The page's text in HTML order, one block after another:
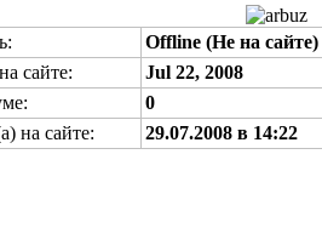
Offline (Не на сайте)
сайте:
Jul 22, 2008
0
на сайте:
29.07.2008 в 14:22